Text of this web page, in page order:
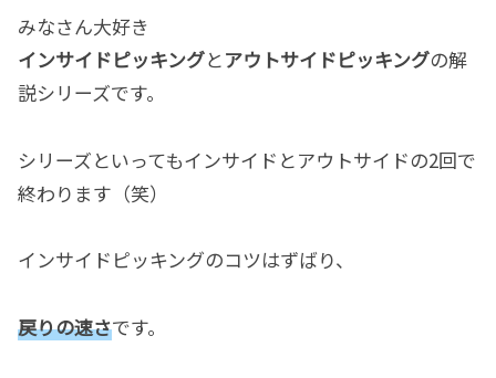
みなさん大好き
インサイドピッキングとアウトサイドピッキングの解
説シリーズです。
シリーズといってもインサイドとアウトサイドの2回で
終わります（笑）
インサイドピッキングのコツはずばり、
戻りの速さです。